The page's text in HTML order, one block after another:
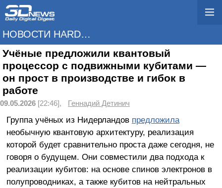
НОВОСТИ HARDWARE
Учёные предложили квантовый
процессор с подвижными кубитами —
он прост в производстве и гибок в
работе
09.05.2026 [22:46], Геннадий Детинич
Группа учёных из Нидерландов предложила
необычную квантовую архитектуру, реализация
которой будет сравнительно проста даже сегодня, не
говоря о будущем. Они совместили два подхода к
реализации кубитов: на основе спинов электронов в
полупроводниках, а также кубитов на нейтральных